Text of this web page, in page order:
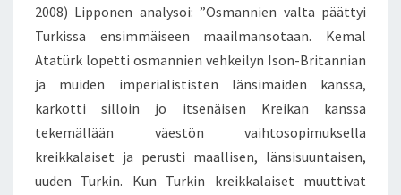
2008) Lipponen analysoi: ”Osmannien valta päättyi
Turkissa ensimmäiseen maailmansotaan. Kemal
Atatürk lopetti osmannien vehkeilyn Ison-Britannian
ja muiden imperialististen länsimaiden kanssa,
karkotti silloin jo itsenäisen Kreikan kanssa
tekemällään väestön vaihtosopimuksella
kreikkalaiset ja perusti maallisen, länsisuuntaisen,
uuden Turkin. Kun Turkin kreikkalaiset muuttivat